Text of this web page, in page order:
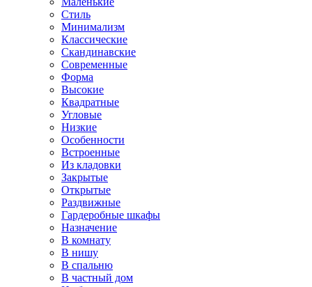
Стиль
Минимализм
Классические
Скандинавские
Современные
Форма
Высокие
Квадратные
Угловые
Низкие
Особенности
Встроенные
Из кладовки
Закрытые
Открытые
Раздвижные
Гардеробные шкафы
Назначение
В комнату
В нишу
В спальню
В частный дом